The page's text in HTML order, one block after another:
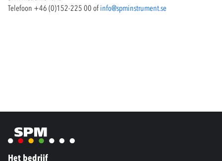
Telefoon +46 (0)152-225 00 of info@spminstrument.se
Het bedrijf